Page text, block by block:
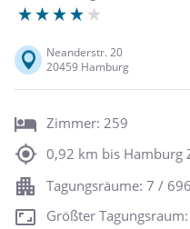
Neanderstr. 20
20459 Hamburg
Zimmer: 259
0,92 km bis Hamburg
Tagungsräume: 7 /
Größter